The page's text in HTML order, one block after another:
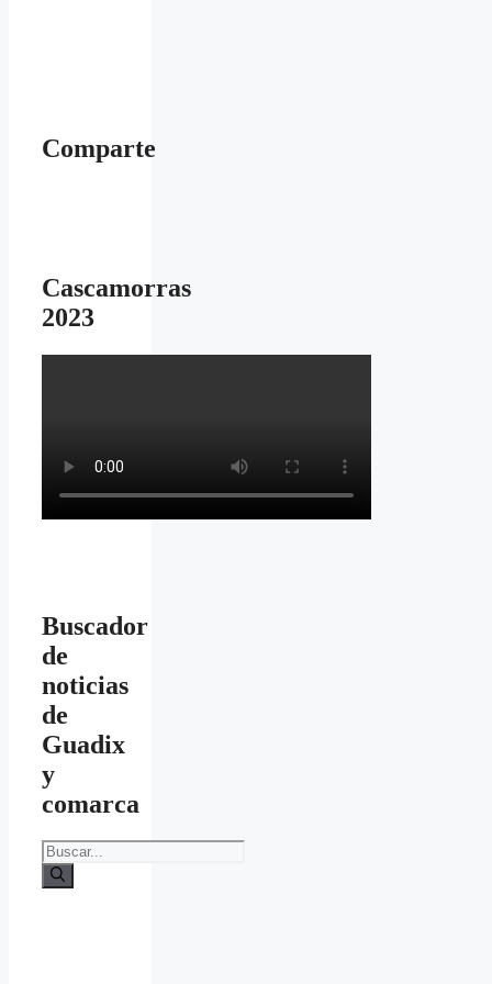
Comparte
Cascamorras
2023
Buscador
de
noticias
de
Guadix
y
comarca
Buscar: